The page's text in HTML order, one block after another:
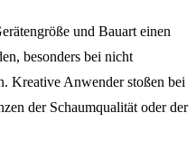
und Bauart einen
besonders bei nicht
Kreative Anwender stoßen bei
der Schaumqualität oder der